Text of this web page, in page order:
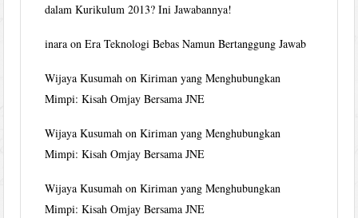
dalam Kurikulum 2013? Ini Jawabannya!
inara onEra Teknologi Bebas Namun Bertanggung Jawab
Wijaya Kusumah onKiriman yang Menghubungkan
Mimpi: Kisah Omjay Bersama JNE
Wijaya Kusumah onKiriman yang Menghubungkan
Mimpi: Kisah Omjay Bersama JNE
Wijaya Kusumah onKiriman yang Menghubungkan
Mimpi: Kisah Omjay Bersama JNE